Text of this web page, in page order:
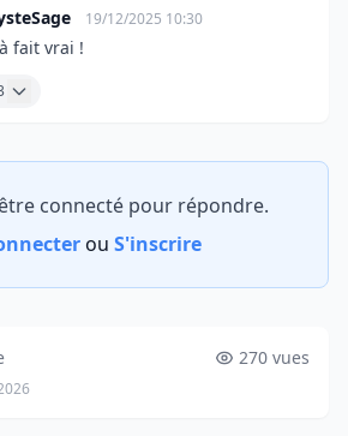
19/12/2025 10:30
fait vrai !
connecté pour répondre.
ou S'inscrire
270 vues